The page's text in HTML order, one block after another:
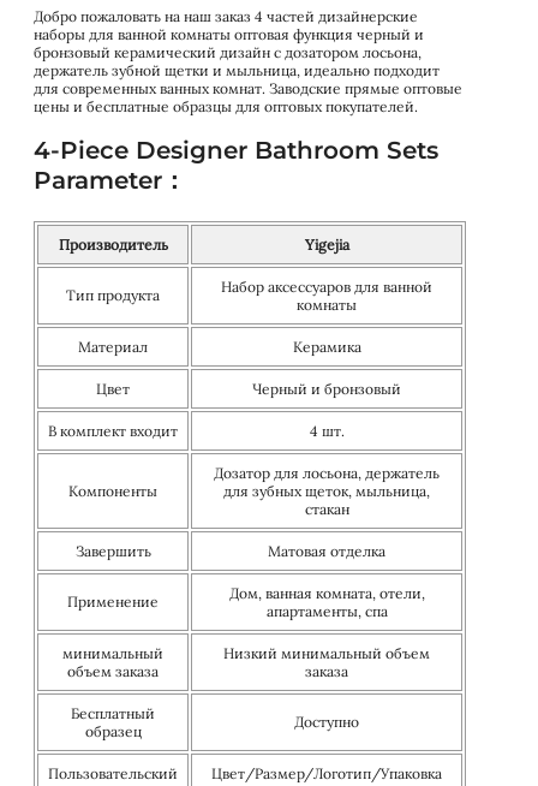
Добро пожаловать на наш заказ 4 частей дизайнерские
наборы для ванной комнаты оптовая функция черный и
бронзовый керамический дизайн с дозатором лосьона,
держатель зубной щетки и мыльница, идеально подходит
для современных ванных комнат. Заводские прямые оптовые
цены и бесплатные образцы для оптовых покупателей.
4-Piece Designer Bathroom Sets
Parameter：
Производитель Yigejia
Тип продукта
Набор аксессуаров для ванной
комнаты
Материал Керамика
Цвет Черный и бронзовый
В комплект входит 4 шт.
Компоненты
Дозатор для лосьона, держатель
для зубных щеток, мыльница,
стакан
Завершить Матовая отделка
Применение
Дом, ванная комната, отели,
апартаменты, спа
минимальный
объем заказа
Низкий минимальный объем
заказа
Бесплатный
образец
Доступно
Пользовательский Цвет/Размер/Логотип/Упаковка